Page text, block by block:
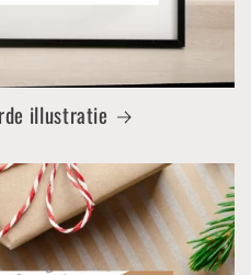
illustratie